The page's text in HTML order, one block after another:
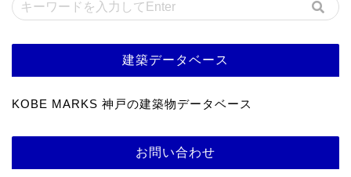
建築データベース
KOBE MARKS 神戸の建築物データベース
お問い合わせ